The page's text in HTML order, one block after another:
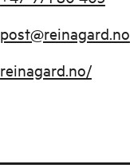
post@reinagard.no
reinagard.no/